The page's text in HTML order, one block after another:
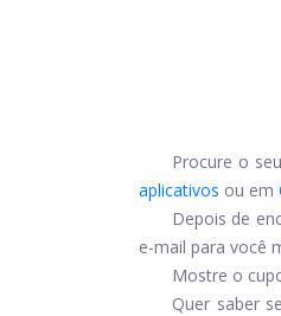
Procure o
aplicativos ou em
Depois de
e-mail para você
Mostre o
Quer saber